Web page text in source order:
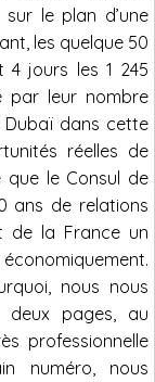
le plan d’une
les quelque 50
4 jours les 1 245
par leur nombre
Dubaï dans cette
réelles de
que le Consul de
ans de relations
de la France un
nous nous
deux pages, au
professionnelle
numéro, nous